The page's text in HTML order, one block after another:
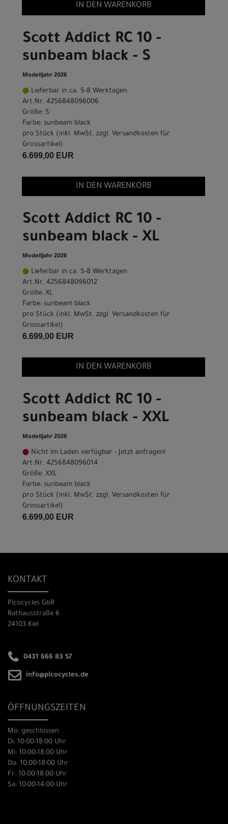
IN DEN WARENKORB
Scott Addict RC 10 -
sunbeam black - S
Modelljahr 2026
Lieferbar in ca. 5-8 Werktagen
Art.Nr. 4256848096006
Größe: S
Farbe: sunbeam black
pro Stück (inkl. MwSt. zzgl. Versandkosten für
Grossartikel)
6.699,00 EUR
IN DEN WARENKORB
Scott Addict RC 10 -
sunbeam black - XL
Modelljahr 2026
Lieferbar in ca. 5-8 Werktagen
Art.Nr. 4256848096012
Größe: XL
Farbe: sunbeam black
pro Stück (inkl. MwSt. zzgl. Versandkosten für
Grossartikel)
6.699,00 EUR
IN DEN WARENKORB
Scott Addict RC 10 -
sunbeam black - XXL
Modelljahr 2026
Nicht im Laden verfügbar - Jetzt anfragen!
Art.Nr. 4256848096014
Größe: XXL
Farbe: sunbeam black
pro Stück (inkl. MwSt. zzgl. Versandkosten für
Grossartikel)
6.699,00 EUR
KONTAKT
Picocycles GbR
Rathausstraße 6
24103 Kiel
0431 666 83 57
info@picocycles.de
ÖFFNUNGSZEITEN
Mo: geschlossen
Di: 10:00-18:00 Uhr
Mi: 10:00-18:00 Uhr
Do: 10:00-18:00 Uhr
Fr: 10:00-18:00 Uhr
Sa: 10:00-14:00 Uhr